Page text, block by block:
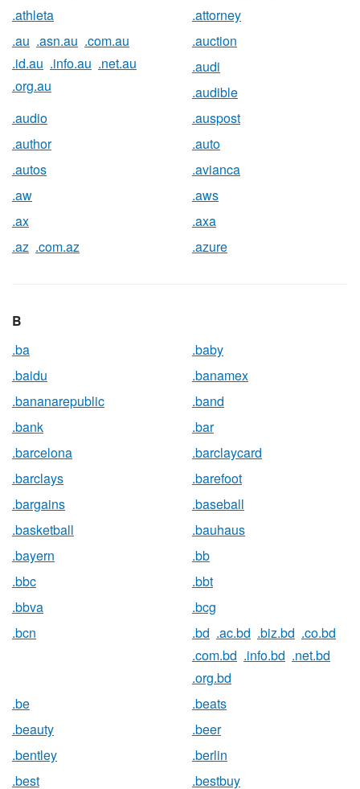
.athleta
.attorney
.au .asn.au .com.au
.id.au .info.au .net.au
.org.au
.auction
.audi
.audible
.audio
.auspost
.author
.auto
.autos
.avianca
.aw
.aws
.ax
.axa
.az .com.az .azure
B
.ba
.baby
.baidu
.banamex
.bananarepublic
.band
.bank
.bar
.barcelona
.barclaycard
.barclays
.barefoot
.bargains
.baseball
.basketball
.bauhaus
.bayern
.bb
.bbc
.bbt
.bbva
.bcg
.bcn
.bd .ac.bd .biz.bd .co.bd
.com.bd .info.bd .net.bd
.org.bd
.be
.beats
.beauty
.beer
.bentley
.berlin
.best
.bestbuy